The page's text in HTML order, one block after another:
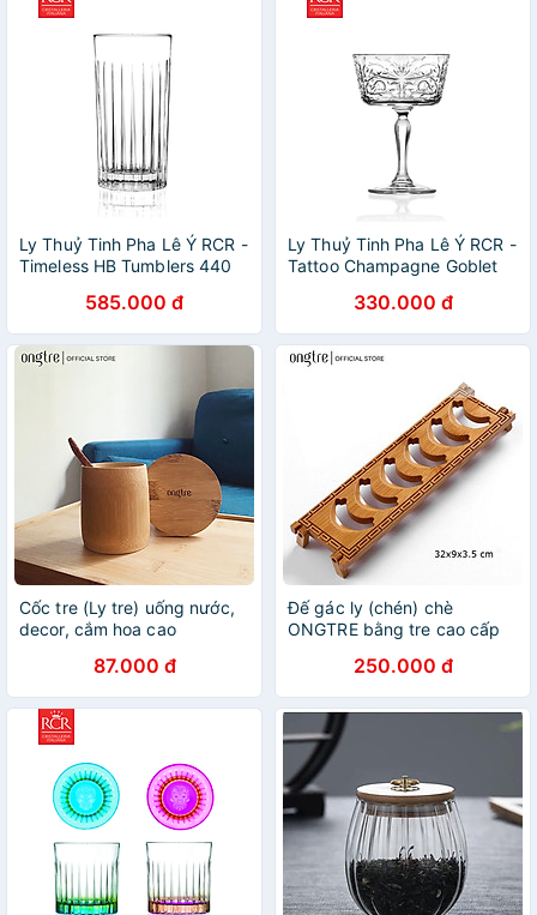
Ly Thuỷ Tinh Pha Lê Ý RCR -
Timeless HB Tumblers 440
585.000 đ
Ly Thuỷ Tinh Pha Lê Ý RCR -
Tattoo Champagne Goblet
330.000 đ
Cốc tre (Ly tre) uống nước,
decor, cắm hoa cao
87.000 đ
Đế gác ly (chén) chè
ONGTRE bằng tre cao cấp
250.000 đ